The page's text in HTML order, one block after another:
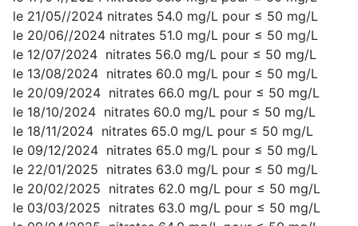
le 21/05//2024 nitrates 54.0 mg/L pour ≤ 50 mg/L
le 20/06//2024 nitrates 51.0 mg/L pour ≤ 50 mg/L
le 12/07/2024 nitrates 56.0 mg/L pour ≤ 50 mg/L
le 13/08/2024 nitrates 60.0 mg/L pour ≤ 50 mg/L
le 20/09/2024 nitrates 66.0 mg/L pour ≤ 50 mg/L
le 18/10/2024 nitrates 60.0 mg/L pour ≤ 50 mg/L
le 18/11/2024 nitrates 65.0 mg/L pour ≤ 50 mg/L
le 09/12/2024 nitrates 65.0 mg/L pour ≤ 50 mg/L
le 22/01/2025 nitrates 63.0 mg/L pour ≤ 50 mg/L
le 20/02/2025 nitrates 62.0 mg/L pour ≤ 50 mg/L
le 03/03/2025 nitrates 63.0 mg/L pour ≤ 50 mg/L